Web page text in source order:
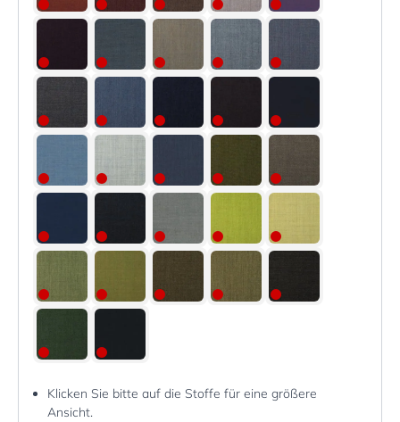
Klicken Sie bitte auf die Stoffe für eine größere
Ansicht.